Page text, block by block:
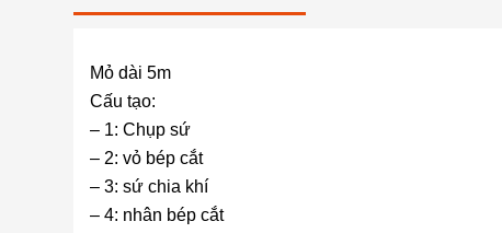
Mỏ dài 5m
Cấu tạo:
– 1: Chụp sứ
– 2: vỏ bép cắt
– 3: sứ chia khí
– 4: nhân bép cắt